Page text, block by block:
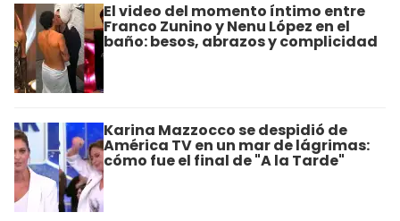
El video del momento íntimo entre
Franco Zunino y Nenu López en el
baño: besos, abrazos y complicidad
Karina Mazzocco se despidió de
América TV en un mar de lágrimas:
cómo fue el final de "A la Tarde"